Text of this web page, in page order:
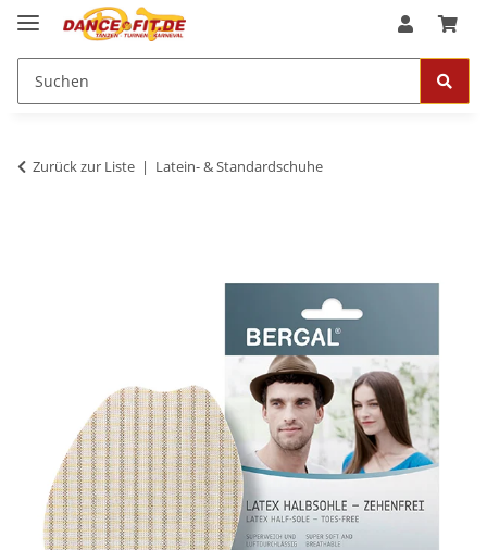
Zurück zur Liste Latein- & Standardschuhe